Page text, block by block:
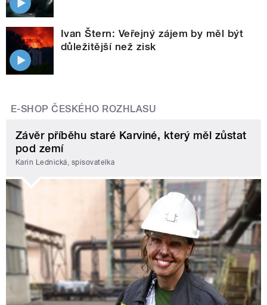
Ivan Štern: Veřejný zájem by měl být
důležitější než zisk
E-SHOP ČESKÉHO ROZHLASU
Závěr příběhu staré Karviné, který měl zůstat
pod zemí
Karin Lednická, spisovatelka